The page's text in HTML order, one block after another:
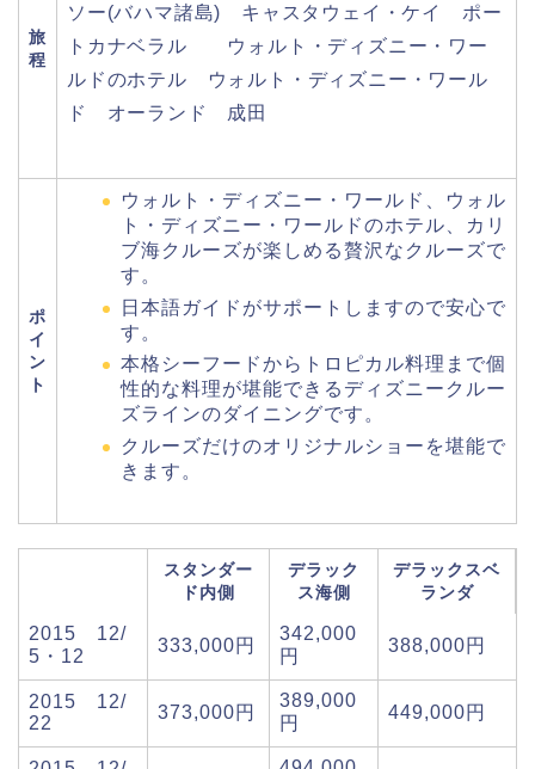
旅
程
ソー(バハマ諸島) キャスタウェイ・ケイ ポー
トカナベラル ウォルト・ディズニー・ワー
ルドのホテル ウォルト・ディズニー・ワール
ド オーランド 成田
ポ
イ
ン
ト
ウォルト・ディズニー・ワールド、ウォル
ト・ディズニー・ワールドのホテル、カリ
ブ海クルーズが楽しめる贅沢なクルーズで
す。
日本語ガイドがサポートしますので安心で
す。
本格シーフードからトロピカル料理まで個
性的な料理が堪能できるディズニークルー
ズラインのダイニングです。
クルーズだけのオリジナルショーを堪能で
きます。
スタンダー
ド内側
デラック
ス海側
デラックスベ
ランダ
2015 12/
5・12
333,000円
342,000
円
388,000円
2015 12/
22
373,000円
389,000
円
449,000円